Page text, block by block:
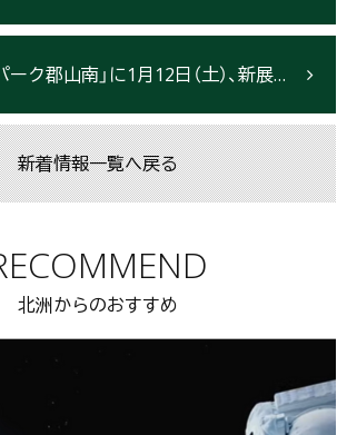
「ハウジングパーク郡山南」に1月12日（土）、新展示場がグランドオープン 断熱・蓄熱・遮熱の３つの熱をコントロールする「E1-Passive」 ～快適・健康・省エネの「パッシブハウス」で家族とふれあい、自分らしい暮らしの実現を～
新着情報一覧へ戻る
北洲からのおすすめ